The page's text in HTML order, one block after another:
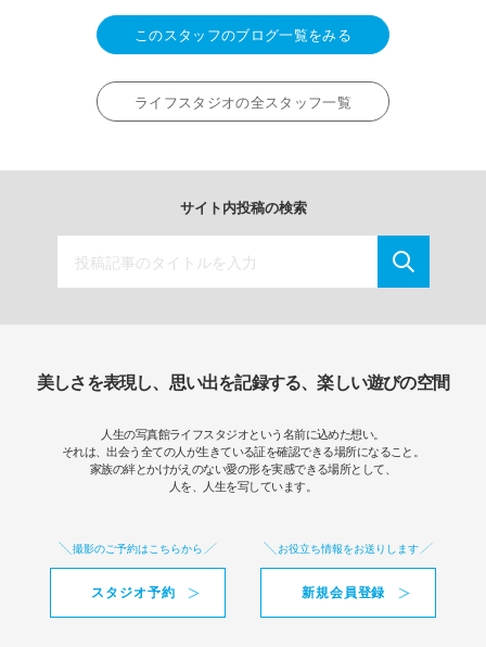
このスタッフのブログ一覧をみる
ライフスタジオの全スタッフ一覧
サイト内投稿の検索
美しさを表現し、思い出を記録する、楽しい遊びの空間
人生の写真館ライフスタジオという名前に込めた想い。
それは、出会う全ての人が生きている証を確認できる場所になること。
家族の絆とかけがえのない愛の形を実感できる場所として、
人を、人生を写しています。
撮影のご予約はこちらから
スタジオ予約
お役立ち情報をお送りします
新規会員登録